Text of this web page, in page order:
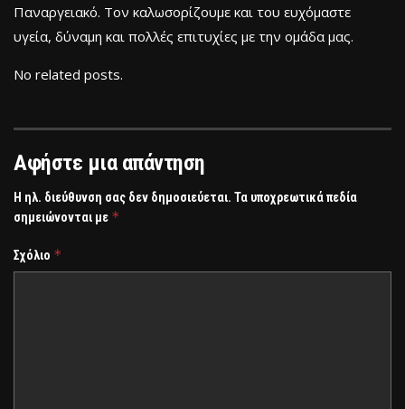
Παναργειακό. Τον καλωσορίζουμε και του ευχόμαστε
υγεία, δύναμη και πολλές επιτυχίες με την ομάδα μας.
No related posts.
Αφήστε μια απάντηση
Η ηλ. διεύθυνση σας δεν δημοσιεύεται. Τα υποχρεωτικά πεδία
σημειώνονται με *
Σχόλιο *